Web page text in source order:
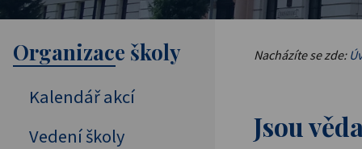
Nacházíte se zde:
Jsou
Organizace školy
Kalendář akcí
Vedení školy